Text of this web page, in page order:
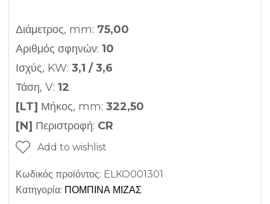
Διάμετρος, mm: 75,00
Αριθμός σφηνών: 10
Ισχύς, KW: 3,1 / 3,6
Τάση, V: 12
[LT] Μήκος, mm: 322,50
[N] Περιστροφή: CR
Add to wishlist
Κωδικός προϊόντος: ELKO001301
Κατηγορία: ΠΟΜΠΙΝΑ ΜΙΖΑΣ